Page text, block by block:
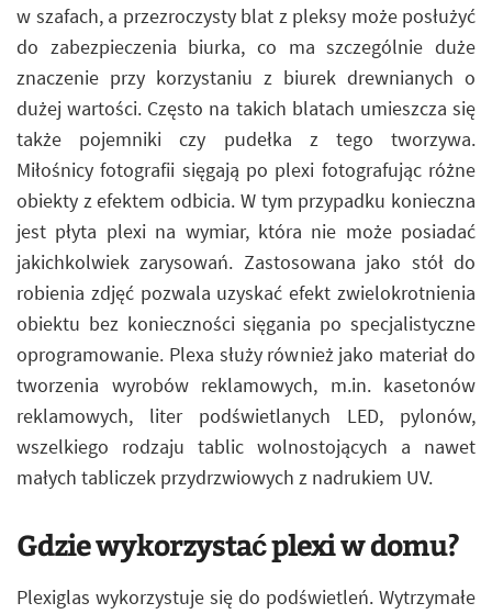
w szafach, a przezroczysty blat z pleksy może posłużyć
do zabezpieczenia biurka, co ma szczególnie duże
znaczenie przy korzystaniu z biurek drewnianych o
dużej wartości. Często na takich blatach umieszcza się
także pojemniki czy pudełka z tego tworzywa.
Miłośnicy fotografii sięgają po plexi fotografując różne
obiekty z efektem odbicia. W tym przypadku konieczna
jest płyta plexi na wymiar, która nie może posiadać
jakichkolwiek zarysowań. Zastosowana jako stół do
robienia zdjęć pozwala uzyskać efekt zwielokrotnienia
obiektu bez konieczności sięgania po specjalistyczne
oprogramowanie. Plexa służy również jako materiał do
tworzenia wyrobów reklamowych, m.in. kasetonów
reklamowych, liter podświetlanych LED, pylonów,
wszelkiego rodzaju tablic wolnostojących a nawet
małych tabliczek przydrzwiowych z nadrukiem UV.
Gdzie wykorzystać plexi w domu?
Plexiglas wykorzystuje się do podświetleń. Wytrzymałe